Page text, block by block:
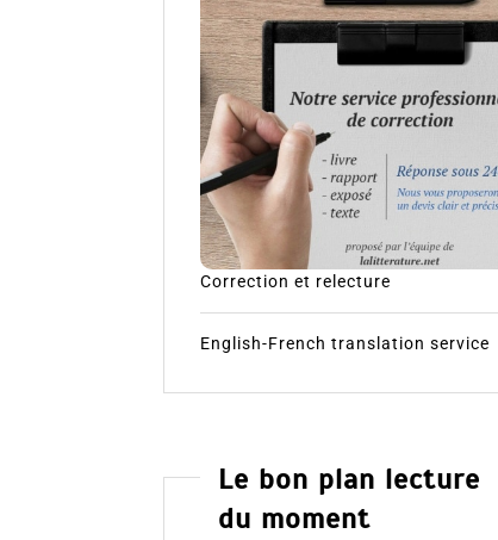
Correction et relecture
English-French translation service
Le bon plan lecture
du moment